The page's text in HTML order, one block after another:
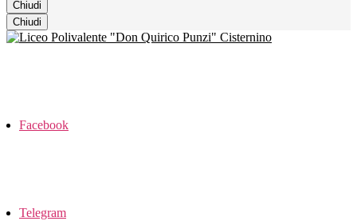
Chiudi
Chiudi
Facebook
Telegram